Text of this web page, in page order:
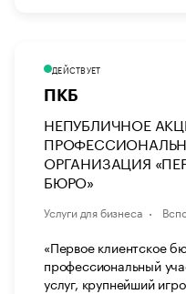
ДЕЙСТВУЕТ
ПКБ
НЕПУБЛИЧНОЕ
ОРГАНИЗАЦИЯ
БЮРО»
Услуги для бизнеса
«Первое клиентское
профессиональный
услуг, крупнейший